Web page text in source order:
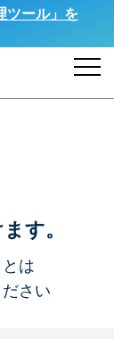
ツール」を
す。
は
さい